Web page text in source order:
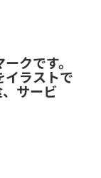
クです。
イラストで
サービ